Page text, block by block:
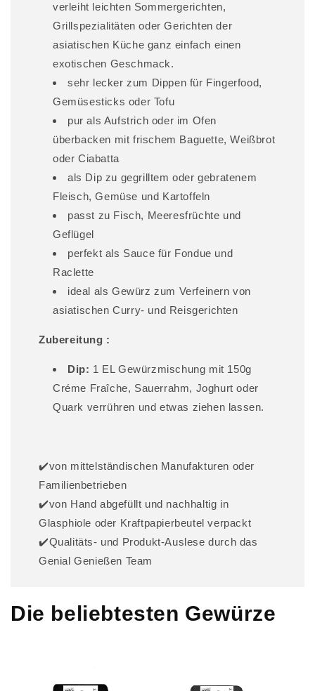
verleiht leichten Sommergerichten,
Grillspezialitäten oder Gerichten der
asiatischen Küche ganz einfach einen
exotischen Geschmack.
sehr lecker zum Dippen für Fingerfood,
Gemüsesticks oder Tofu
pur als Aufstrich oder im Ofen
überbacken mit frischem Baguette, Weißbrot
oder Ciabatta
als Dip zu gegrilltem oder gebratenem
Fleisch, Gemüse und Kartoffeln
passt zu Fisch, Meeresfrüchte und
Geflügel
perfekt als Sauce für Fondue und
Raclette
ideal als Gewürz zum Verfeinern von
asiatischen Curry- und Reisgerichten
Zubereitung :
Dip: 1 EL Gewürzmischung mit 150g
Créme Fraîche, Sauerrahm, Joghurt oder
Quark verrühren und etwas ziehen lassen.
✔️von mittelständischen Manufakturen oder
Familienbetrieben
✔️von Hand abgefüllt und nachhaltig in
Glasphiole oder Kraftpapierbeutel verpackt
✔️Qualitäts- und Produkt-Auslese durch das
Genial Genießen Team
Die beliebtesten Gewürze